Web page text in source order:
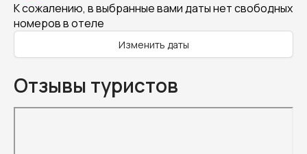
К сожалению, в выбранные вами даты нет свободных
номеров в отеле
Изменить даты
Отзывы туристов